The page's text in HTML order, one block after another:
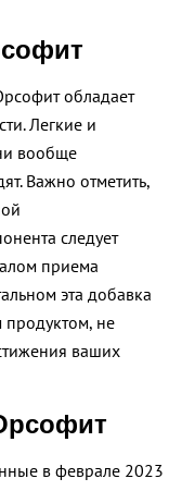
обладает
Легкие и
вообще
Важно отметить,
следует
приема
эта добавка
не
ваших
в феврале 2023